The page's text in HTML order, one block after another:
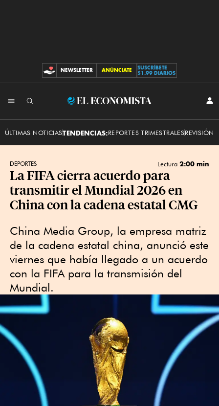
CONTRIBUCIONES
NEWSLETTER ANÚNCIATE
SUSCRÍBETE
$1.99 DIARIOS
El
ÚLTIMAS NOTICIASTENDENCIAS:REPORTES TRIMESTRALESREVISIÓN
DEPORTES Lectura 2:00 min
La FIFA cierra acuerdo para
transmitir el Mundial 2026 en
China con la cadena estatal CMG
China Media ⁠Group, la empresa matriz
de la cadena estatal china, ⁠anunció este
viernes que había llegado a un acuerdo
con la FIFA para la ‌transmisión del
Mundial.